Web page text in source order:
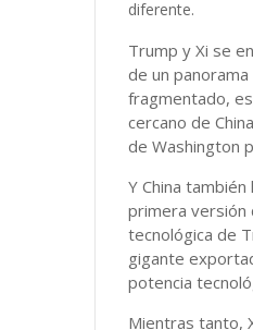
diferente.
Trump y Xi se
de un
fragmentado,
cercano de
de Washington
Y China
primera versión
tecnológica de
gigante
potencia
Mientras tanto,